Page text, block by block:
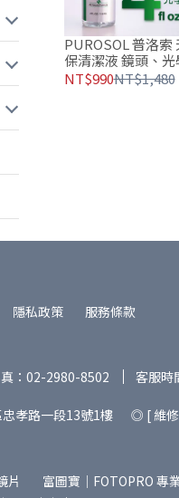
PUROSOL 普洛索
保清潔液 鏡頭、光
專用 4oz
NT$990NT$1,480
隱私政策 服務條款
：02-2980-8502
客服時
忠孝路一段13號1樓 ◎ [ 維
片
富圖寶｜FOTOPRO 專